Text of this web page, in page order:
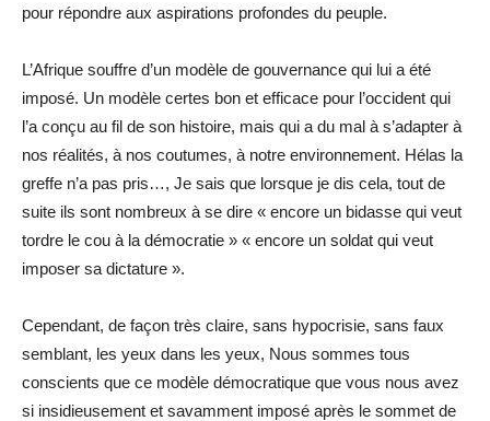
pour répondre aux aspirations profondes du peuple.
L’Afrique souffre d’un modèle de gouvernance qui lui a été
imposé. Un modèle certes bon et efficace pour l’occident qui
l’a conçu au fil de son histoire, mais qui a du mal à s’adapter à
nos réalités, à nos coutumes, à notre environnement. Hélas la
greffe n’a pas pris…, Je sais que lorsque je dis cela, tout de
suite ils sont nombreux à se dire « encore un bidasse qui veut
tordre le cou à la démocratie » « encore un soldat qui veut
imposer sa dictature ».
Cependant, de façon très claire, sans hypocrisie, sans faux
semblant, les yeux dans les yeux, Nous sommes tous
conscients que ce modèle démocratique que vous nous avez
si insidieusement et savamment imposé après le sommet de